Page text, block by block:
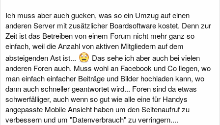
Ich muss aber auch gucken, was so ein Umzug auf einen
anderen Server mit zusätzlicher Boardsoftware kostet. Denn zur
Zeit ist das Betreiben von einem Forum nicht mehr ganz so
einfach, weil die Anzahl von aktiven Mitgliedern auf dem
absteigenden Ast ist...
Das sehe ich aber auch bei vielen
anderen Foren auch. Muss wohl an Facebook und Co liegen, wo
man einfach einfacher Beiträge und Bilder hochladen kann, wo
dann auch schneller geantwortet wird... Foren sind da etwas
schwerfälliger, auch wenn so gut wie alle eine für Handys
angepasste Mobile Ansicht haben um den Seitenaufruf zu
verbessern und um "Datenverbrauch" zu verringern....